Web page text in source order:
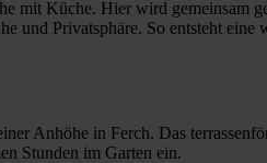
mit Küche. Hier wird gemeinsam
und Privatsphäre. So entsteht
Anhöhe in Ferch. Das
Stunden im Garten ein.